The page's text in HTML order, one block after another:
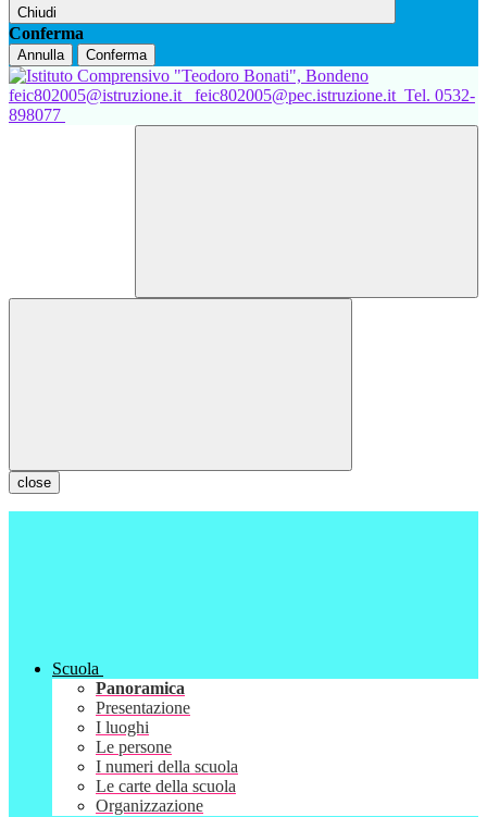
Chiudi
Conferma
Annulla Conferma
feic802005@istruzione.it feic802005@pec.istruzione.it Tel. 0532-
898077
close
Scuola
Panoramica
Presentazione
I luoghi
Le persone
I numeri della scuola
Le carte della scuola
Organizzazione